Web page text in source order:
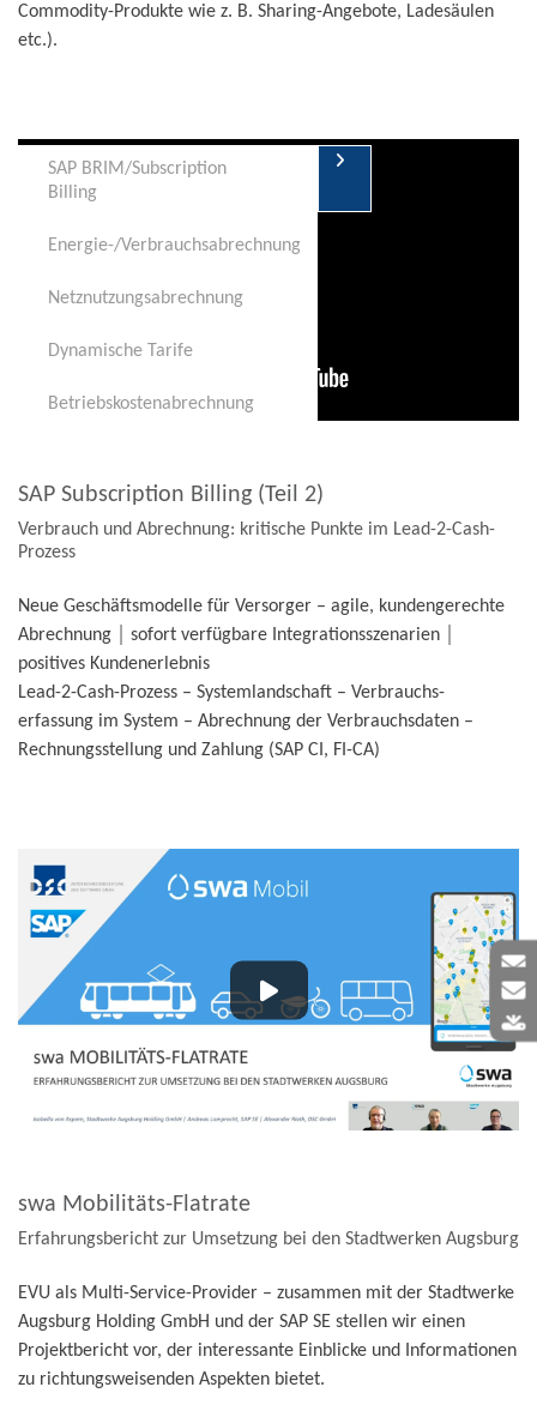
SAP BRIM/Subscription
Billing
Energie-/Verbrauchsabrechnung
Netznutzungsabrechnung
Dynamische Tarife
Betriebskostenabrechnung
Commodity-Produkte wie z. B. Sharing-Angebote, Ladesäulen
etc.).
SAP Subscription Billing (Teil 2)
Verbrauch und Abrechnung: kritische Punkte im Lead-2-Cash-
Prozess
Neue Geschäftsmodelle für Versorger – agile, kundengerechte
Abrechnung │ sofort verfügbare Integrationsszenarien │
positives Kundenerlebnis
Lead-2-Cash-Prozess – Systemlandschaft – Verbrauchs-
erfassung im System – Abrechnung der Verbrauchsdaten –
Rechnungsstellung und Zahlung (SAP CI, FI-CA)
swa Mobilitäts-Flatrate
Erfahrungsbericht zur Umsetzung bei den Stadtwerken Augsburg
EVU als Multi-Service-Provider – zusammen mit der Stadtwerke
Augsburg Holding GmbH und der SAP SE stellen wir einen
Projektbericht vor, der interessante Einblicke und Informationen
zu richtungsweisenden Aspekten bietet.
SAP BRIM/Subscription
Billing
Energie-/Verbrauchsabrechnung
Netznutzungsabrechnung
Dynamische Tarife
Betriebskostenabrechnung
SAP BRIM/Subscription
Billing
Energie-/Verbrauchsabrechnung
Netznutzungsabrechnung
Dynamische Tarife
Betriebskostenabrechnung